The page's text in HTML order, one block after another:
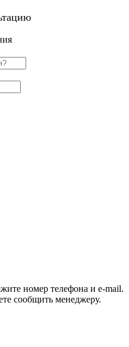
номер телефона и e-mail.
сообщить менеджеру.